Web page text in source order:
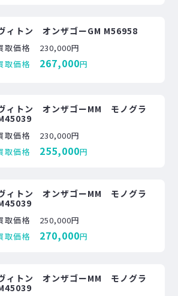
ィトン オンザゴーGM M56958
取価格
230,000円
取価格
267,000円
ィトン オンザゴーMM モノグラ
取価格
230,000円
取価格
255,000円
ィトン オンザゴーMM モノグラ
取価格
250,000円
取価格
270,000円
ィトン オンザゴーMM モノグラ